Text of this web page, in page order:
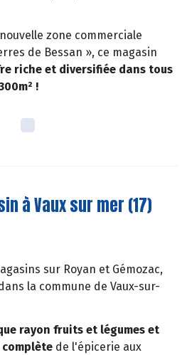
zone commerciale
de Bessan », ce magasin
riche et diversifiée dans tous
!
à Vaux sur mer (17)
sur Royan et Gémozac,
la commune de Vaux-sur-
rayon fruits et légumes et
de l'épicerie aux